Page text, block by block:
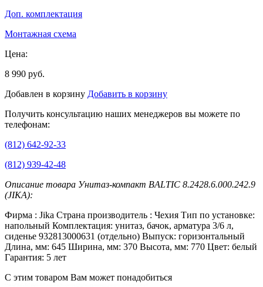
Доп. комплектация
Монтажная схема
Цена:
8 990 руб.
Добавлен в корзину Добавить в корзину
Получить консультацию наших менеджеров вы можете по
телефонам:
(812) 642-92-33
(812) 939-42-48
Описание товара Унитаз-компакт BALTIC 8.2428.6.000.242.9
(JIKA):
Фирма : Jika Страна производитель : Чехия Тип по установке:
напольный Комплектация: унитаз, бачок, арматура 3/6 л,
сиденье 932813000631 (отдельно) Выпуск: горизонтальный
Длина, мм: 645 Ширина, мм: 370 Высота, мм: 770 Цвет: белый
Гарантия: 5 лет
С этим товаром Вам может понадобиться